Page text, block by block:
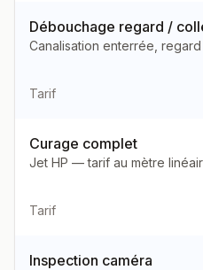
Débouchage regard /
Canalisation enterrée,
Tarif
Curage complet
Jet HP — tarif au mètre
Tarif
Inspection caméra